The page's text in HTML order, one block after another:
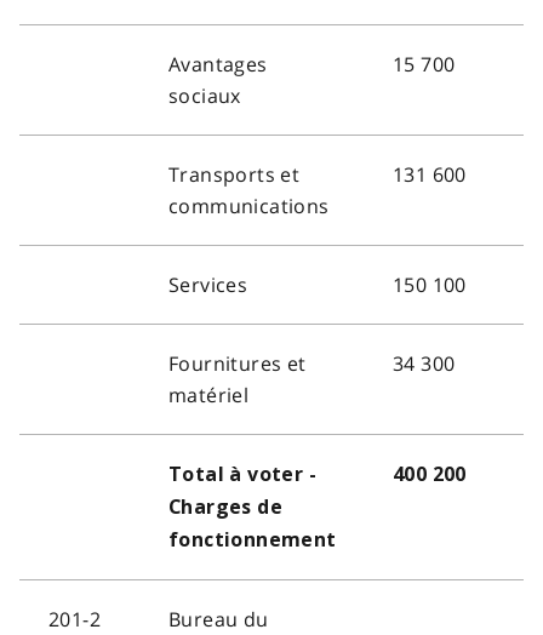
Avantages
sociaux
15 700
Transports et
communications
131 600
Services 150 100
Fournitures et
matériel
34 300
Total à voter -
Charges de
fonctionnement
400 200
201-2
Bureau du